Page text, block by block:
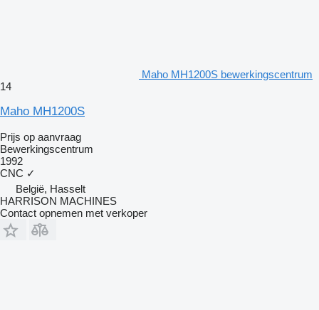
Maho MH1200S bewerkingscentrum
14
Maho MH1200S
Prijs op aanvraag
Bewerkingscentrum
1992
CNC ✓
België, Hasselt
HARRISON MACHINES
Contact opnemen met verkoper